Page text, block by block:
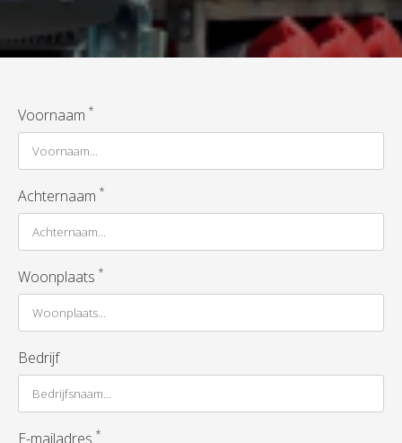
Voornaam *
Achternaam *
Woonplaats *
Bedrijf
E-mailadres *